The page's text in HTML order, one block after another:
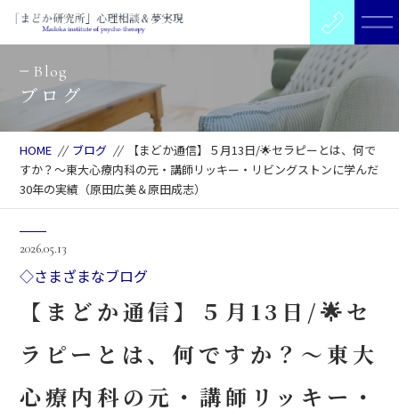
Blog
ブログ
HOME // ブログ //
【まどか通信】５月13日/🌟セラピーとは、何で
すか？～東大心療内科の元・講師リッキー・リビングストンに学んだ
30年の実績（原田広美＆原田成志）
2026.05.13
◇さまざまなブログ
【まどか通信】５月13日/🌟セ
ラピーとは、何ですか？～東大
心療内科の元・講師リッキー・